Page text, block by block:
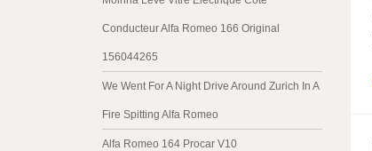
Conducteur Alfa Romeo 166 Original
156044265
We Went For A Night Drive Around Zurich In A
Fire Spitting Alfa Romeo
Alfa Romeo 164 Procar V10